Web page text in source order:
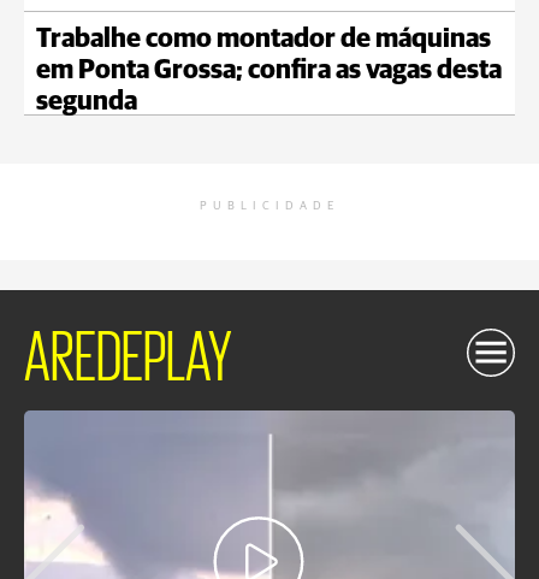
Trabalhe como montador de máquinas
em Ponta Grossa; confira as vagas desta
segunda
PUBLICIDADE
AREDEPLAY